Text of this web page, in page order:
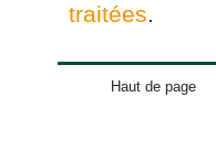
traitées.
Haut de page